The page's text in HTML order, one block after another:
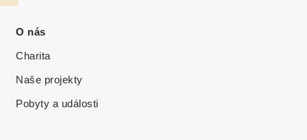
O nás
Charita
Naše projekty
Pobyty a události